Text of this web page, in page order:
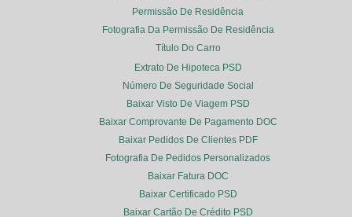
Permissão De Residência
Fotografia Da Permissão De Residência
Título Do Carro
Extrato De Hipoteca PSD
Número De Seguridade Social
Baixar Visto De Viagem PSD
Baixar Comprovante De Pagamento DOC
Baixar Pedidos De Clientes PDF
Fotografia De Pedidos Personalizados
Baixar Fatura DOC
Baixar Certificado PSD
Baixar Cartão De Crédito PSD